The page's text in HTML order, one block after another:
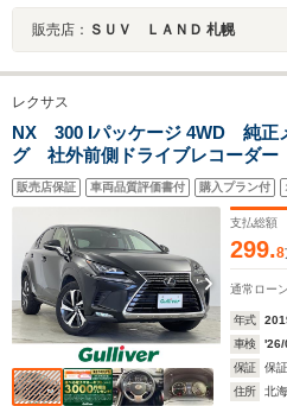
販売店： ＳＵＶ ＬＡＮＤ 札幌
レクサス
NX 300 Iパッケージ 4WD 純正
グ 社外前側ドライブレコーダ
ETC レザーシート メモリ付パ
トヒーター ハンドルヒーター
パワーバックドア パドルシフト
販売店保証 車両品質評価書付 購入プラン付
支払総額
299.8
通常ローン
年式
車検
'26/
保証
保
住所
北